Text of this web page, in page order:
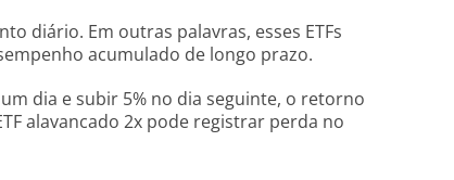
diário. Em outras palavras, esses ETFs
acumulado de longo prazo.
dia e subir 5% no dia seguinte, o retorno
alavancado 2x pode registrar perda no